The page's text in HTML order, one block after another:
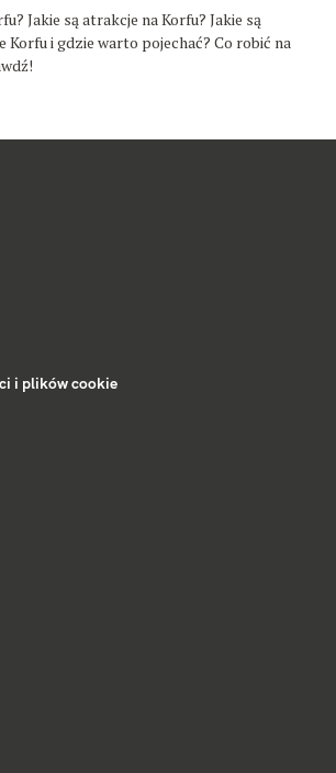
Jakie są atrakcje na Korfu? Jakie są
Korfu i gdzie warto pojechać? Co robić na
i plików cookie